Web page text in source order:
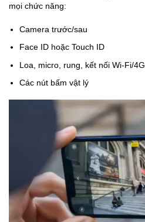
mọi chức năng:
Camera trước/sau
Face ID hoặc Touch ID
Loa, micro, rung, kết nối Wi-Fi/4G
Các nút bấm vật lý